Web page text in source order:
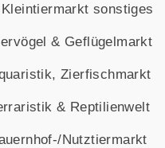
Kleintiermarkt sonstiges
& Geflügelmarkt
Zierfischmarkt
& Reptilienwelt
Nutztiermarkt